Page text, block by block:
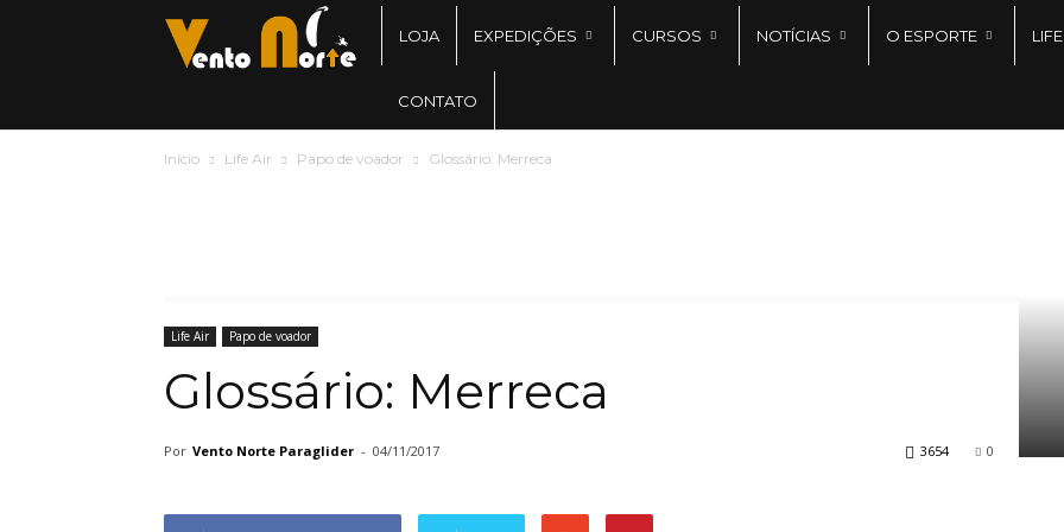
Blog
Vento
LOJA EXPEDIÇÕES CURSOS NOTÍCIAS O ESPORTE
CONTATO
Início Life Air Papo de voador Glossário: Merreca
Life Air Papo de voador
Glossário: Merreca
Por Vento Norte Paraglider - 04/11/2017 0
3654